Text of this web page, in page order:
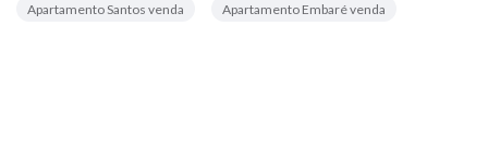
Apartamento Santos venda Apartamento Embaré venda